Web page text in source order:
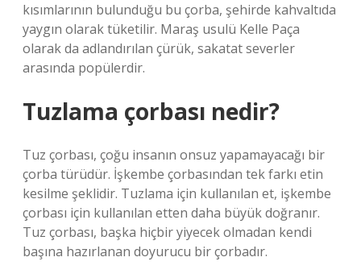
kısımlarının bulunduğu bu çorba, şehirde kahvaltıda
yaygın olarak tüketilir. Maraş usulü Kelle Paça
olarak da adlandırılan çürük, sakatat severler
arasında popülerdir.
Tuzlama çorbası nedir?
Tuz çorbası, çoğu insanın onsuz yapamayacağı bir
çorba türüdür. İşkembe çorbasından tek farkı etin
kesilme şeklidir. Tuzlama için kullanılan et, işkembe
çorbası için kullanılan etten daha büyük doğranır.
Tuz çorbası, başka hiçbir yiyecek olmadan kendi
başına hazırlanan doyurucu bir çorbadır.